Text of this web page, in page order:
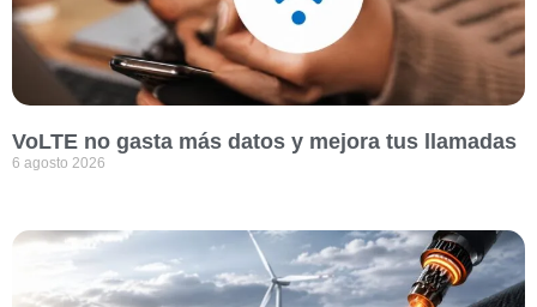
VoLTE no gasta más datos y mejora tus llamadas
6 agosto 2026